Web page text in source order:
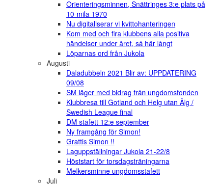
Orienteringsminnen, Snättringes 3:e plats på
10-mila 1970
Nu digitaliserar vi kvittohanteringen
Kom med och fira klubbens alla positiva
händelser under året, så här långt
Löparnas ord från Jukola
Augusti
Daladubbeln 2021 Blir av: UPPDATERING
09/08
SM läger med bidrag från ungdomsfonden
Klubbresa till Gotland och Helg utan Älg /
Swedish League final
DM stafett 12:e september
Ny framgång för Simon!
Grattis Simon !!
Laguppställningar Jukola 21-22/8
Höststart för torsdagsträningarna
Melkersminne ungdomsstafett
Juli